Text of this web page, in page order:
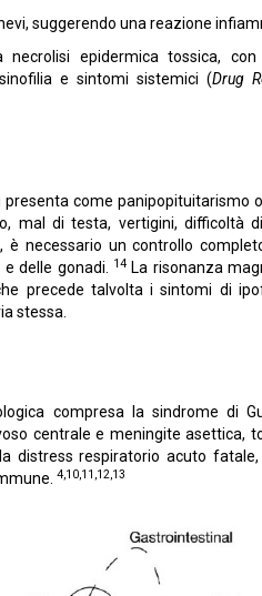
suggerendo una reazione
epidermica tossica, con
e sintomi sistemici (Drug
come panipopituitarismo
mal di testa, vertigini, difficoltà
è necessario un controllo
delle gonadi. 14La risonanza
precede talvolta i sintomi di
stessa.
compresa la sindrome di
centrale e meningite asettica,
distress respiratorio acuto
4,10,11,12,13